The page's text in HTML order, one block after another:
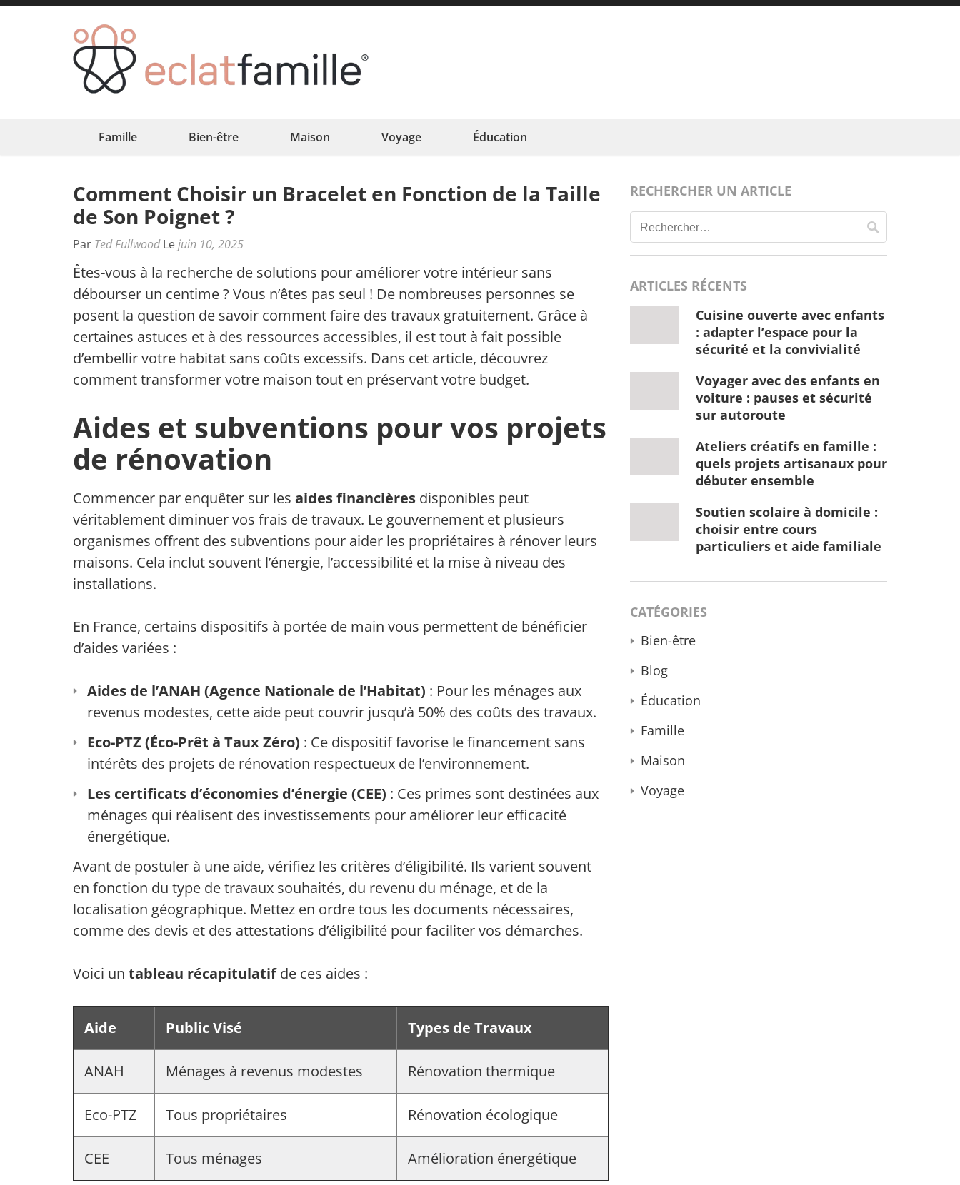
Aller
Famille Bien-être Maison Voyage Éducation
Comment Choisir un Bracelet en Fonction de la Taille
de Son Poignet ?
Par Ted FullwoodLejuin 10, 2025
Êtes-vous à la recherche de solutions pour améliorer votre intérieur sans
débourser un centime ? Vous n’êtes pas seul ! De nombreuses personnes se
posent la question de savoir comment faire des travaux gratuitement. Grâce à
certaines astuces et à des ressources accessibles, il est tout à fait possible
d’embellir votre habitat sans coûts excessifs. Dans cet article, découvrez
comment transformer votre maison tout en préservant votre budget.
Aides et subventions pour vos projets
de rénovation
Commencer par enquêter sur les aides financières disponibles peut
véritablement diminuer vos frais de travaux. Le gouvernement et plusieurs
organismes offrent des subventions pour aider les propriétaires à rénover leurs
maisons. Cela inclut souvent l’énergie, l’accessibilité et la mise à niveau des
installations.
En France, certains dispositifs à portée de main vous permettent de bénéficier
d’aides variées :
Aides de l’ANAH (Agence Nationale de l’Habitat) : Pour les ménages aux
revenus modestes, cette aide peut couvrir jusqu’à 50% des coûts des travaux.
Eco-PTZ (Éco-Prêt à Taux Zéro) : Ce dispositif favorise le financement sans
intérêts des projets de rénovation respectueux de l’environnement.
Les certificats d’économies d’énergie (CEE) : Ces primes sont destinées aux
ménages qui réalisent des investissements pour améliorer leur efficacité
énergétique.
Avant de postuler à une aide, vérifiez les critères d’éligibilité. Ils varient souvent
en fonction du type de travaux souhaités, du revenu du ménage, et de la
localisation géographique. Mettez en ordre tous les documents nécessaires,
comme des devis et des attestations d’éligibilité pour faciliter vos démarches.
Voici un tableau récapitulatifde ces aides :
Aide Public Visé Types de Travaux
ANAH Ménages à revenus modestes Rénovation thermique
Eco-PTZ Tous propriétaires Rénovation écologique
CEE Tous ménages Amélioration énergétique
RECHERCHER UN ARTICLE
Rechercher :
ARTICLES RÉCENTS
Cuisine ouverte avec enfants
: adapter l’espace pour la
sécurité et la convivialité
Voyager avec des enfants en
voiture : pauses et sécurité
sur autoroute
Ateliers créatifs en famille :
quels projets artisanaux pour
débuter ensemble
Soutien scolaire à domicile :
choisir entre cours
particuliers et aide familiale
CATÉGORIES
Bien-être
Blog
Éducation
Famille
Maison
Voyage